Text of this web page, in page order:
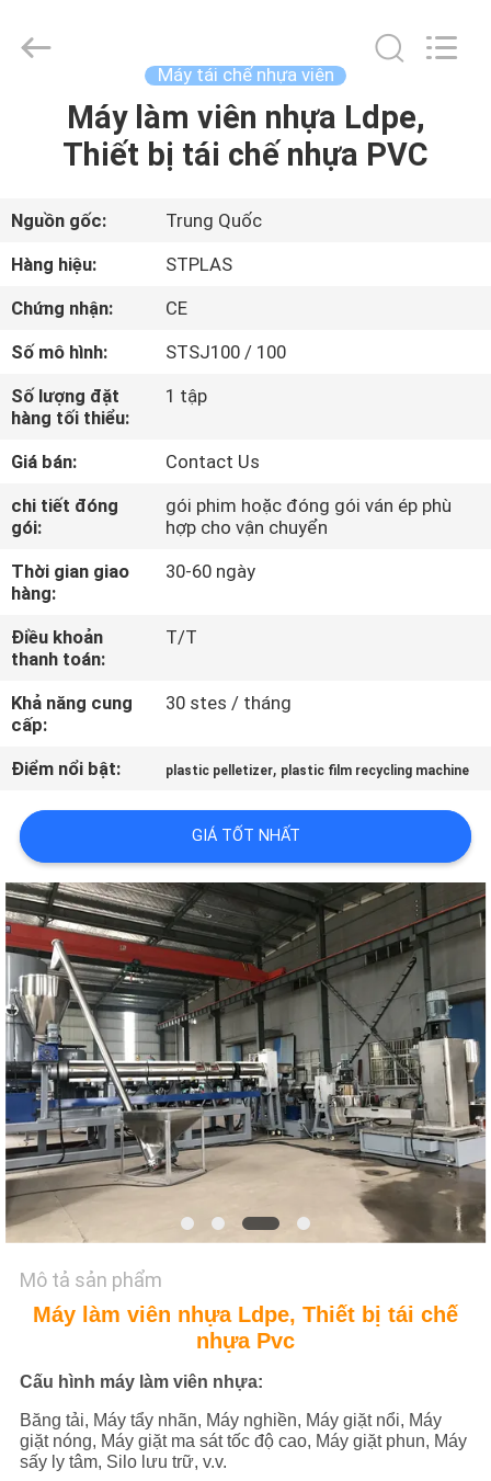
SẢN
PHẨM
VỀ
CHÚNG
TÔI
THAM
QUAN
NHÀ
MÁY
KIỂM
SOÁT
CHẤT
LƯỢNG
LIÊN
HỆ
CHÚNG
TÔI
YÊU
CẦU
BÁO
GIÁ
COMPANY
NEWS
SƠ
ĐỒ
TRANG
SUZHOU
STPLAS
Máy tái chế nhựa viên
Máy làm viên nhựa Ldpe,
Thiết bị tái chế nhựa PVC
Nguồn gốc:
Trung Quốc
Hàng hiệu:
STPLAS
Chứng nhận:
CE
Số mô hình:
STSJ100 / 100
Số lượng đặt
hàng tối thiểu:
1 tập
Giá bán:
Contact Us
chi tiết đóng
gói:
gói phim hoặc đóng gói ván ép phù
hợp cho vận chuyển
Thời gian giao
hàng:
30-60 ngày
Điều khoản
thanh toán:
T/T
Khả năng cung
cấp:
30 stes / tháng
Điểm nổi bật: plastic pelletizer, plastic film recycling machine
GIÁ TỐT NHẤT
Mô tả sản phẩm
Máy làm viên nhựa Ldpe, Thiết bị tái chế
nhựa Pvc
Cấu hình máy làm viên nhựa:
Băng tải, Máy tẩy nhãn, Máy nghiền, Máy giặt nổi, Máy
giặt nóng, Máy giặt ma sát tốc độ cao, Máy giặt phun, Máy
sấy ly tâm, Silo lưu trữ, v.v.